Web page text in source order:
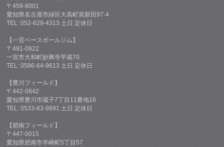
〒459-8001
愛知県名古屋市緑区大高町寅新田97-4
TEL: 052-629-4313 土日 定休日
【一宮ベースボールジム】
〒491-0922
一宮市大和町妙興寺平蔵70
TEL: 0586-64-9613 土日 定休日
【豊川フィールド】
〒442-0842
愛知県豊川市蔵子7丁目11番地16
TEL: 0533-83-9891 土日 定休日
【碧南フィールド】
〒447-0015
愛知県碧南市半崎町5丁目57